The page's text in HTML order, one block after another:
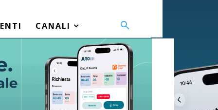
CANALI